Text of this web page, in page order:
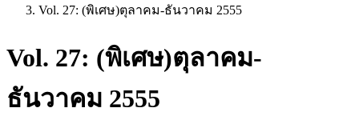
Vol. 27: (พิเศษ)ตุลาคม-ธันวาคม 2555
Vol. 27: (พิเศษ)ตุลาคม-
ธันวาคม 2555